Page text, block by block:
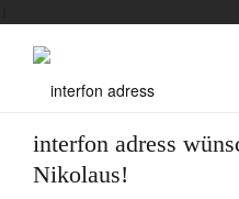
interfon adress
Nikolaus!